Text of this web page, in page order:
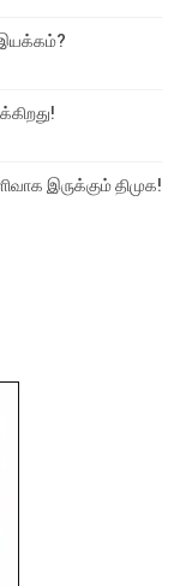
இயக்கம்?
இருக்கும் திமுக!